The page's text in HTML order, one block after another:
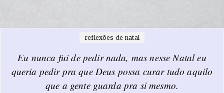
reflexões de natal
Eu nunca fui de pedir nada, mas nesse Natal eu
queria pedir pra que Deus possa curar tudo aquilo
que a gente guarda pra si mesmo.